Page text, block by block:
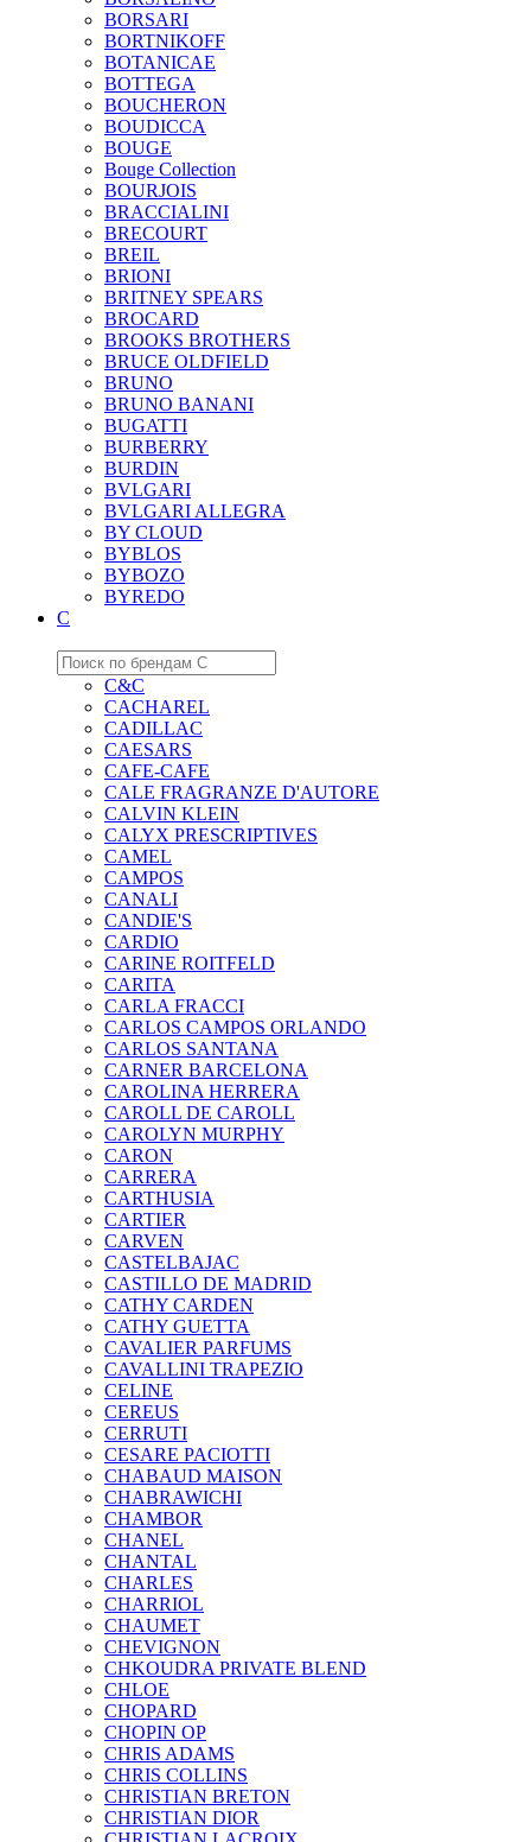
BORSARI
BORTNIKOFF
BOTANICAE
BOTTEGA
BOUCHERON
BOUDICCA
BOUGE
Bouge Collection
BOURJOIS
BRACCIALINI
BRECOURT
BREIL
BRIONI
BRITNEY SPEARS
BROCARD
BROOKS BROTHERS
BRUCE OLDFIELD
BRUNO
BRUNO BANANI
BUGATTI
BURBERRY
BURDIN
BVLGARI
BVLGARI ALLEGRA
BY CLOUD
BYBLOS
BYBOZO
BYREDO
C
C&C
CACHAREL
CADILLAC
CAESARS
CAFE-CAFE
CALE FRAGRANZE D'AUTORE
CALVIN KLEIN
CALYX PRESCRIPTIVES
CAMEL
CAMPOS
CANALI
CANDIE'S
CARDIO
CARINE ROITFELD
CARITA
CARLA FRACCI
CARLOS CAMPOS ORLANDO
CARLOS SANTANA
CARNER BARCELONA
CAROLINA HERRERA
CAROLL DE CAROLL
CAROLYN MURPHY
CARON
CARRERA
CARTHUSIA
CARTIER
CARVEN
CASTELBAJAC
CASTILLO DE MADRID
CATHY CARDEN
CATHY GUETTA
CAVALIER PARFUMS
CAVALLINI TRAPEZIO
CELINE
CEREUS
CERRUTI
CESARE PACIOTTI
CHABAUD MAISON
CHABRAWICHI
CHAMBOR
CHANEL
CHANTAL
CHARLES
CHARRIOL
CHAUMET
CHEVIGNON
CHKOUDRA PRIVATE BLEND
CHLOE
CHOPARD
CHOPIN OP
CHRIS ADAMS
CHRIS COLLINS
CHRISTIAN BRETON
CHRISTIAN DIOR